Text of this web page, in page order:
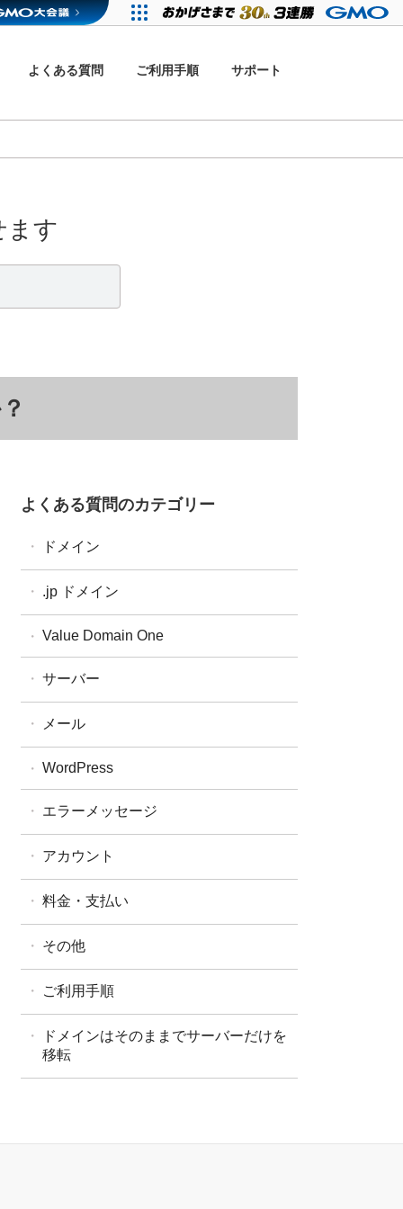
よくある質問 ご利用手順 サポート
ます
よくある質問のカテゴリー
ドメイン
ドメイン更新
ドメイン移管
WHOIS
.jp ドメイン
属性型JPドメイン
Value Domain One
サーバー
バリューサーバー
XREA
メール
WordPress
エラーメッセージ
アカウント
料金・支払い
その他
ご利用手順
ドメインはそのままでサーバーだけを
移転